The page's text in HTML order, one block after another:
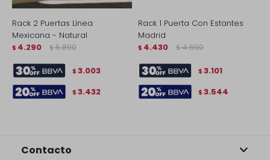
Rack 2 Puertas Línea
Mexicana - Natural
$ 4.290 $ 5.890
$ 3.003
$ 3.432
Rack 1 Puerta Con Estantes
Madrid
$ 4.430 $ 4.690
$ 3.101
$ 3.544
Contacto